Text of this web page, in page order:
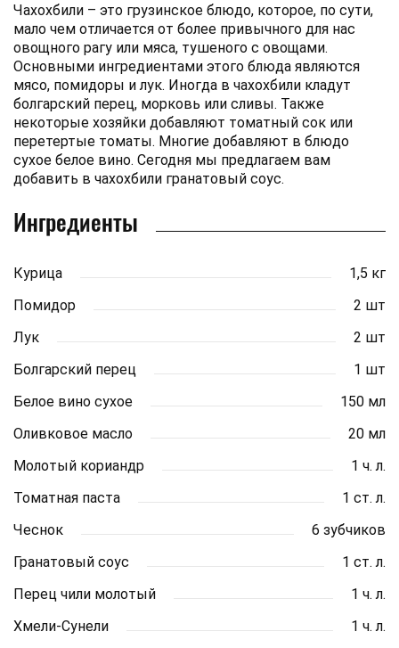
Чахохбили – это грузинское блюдо, которое, по сути,
мало чем отличается от более привычного для нас
овощного рагу или мяса, тушеного с овощами.
Основными ингредиентами этого блюда являются
мясо, помидоры и лук. Иногда в чахохбили кладут
болгарский перец, морковь или сливы. Также
некоторые хозяйки добавляют томатный сок или
перетертые томаты. Многие добавляют в блюдо
сухое белое вино. Сегодня мы предлагаем вам
добавить в чахохбили гранатовый соус.
Ингредиенты
Курица
1,5 кг
Помидор
2 шт
Лук
2 шт
Болгарский перец
1 шт
Белое вино сухое
150 мл
Оливковое масло
20 мл
Молотый кориандр
1 ч. л.
Томатная паста
1 ст. л.
Чеснок
6 зубчиков
Гранатовый соус
1 ст. л.
Перец чили молотый
1 ч. л.
Хмели-Сунели
1 ч. л.